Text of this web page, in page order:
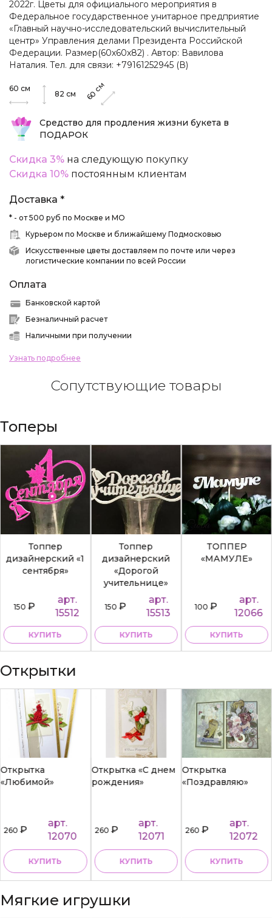
2022г. Цветы для официального мероприятия в
Федеральное государственное унитарное предприятие
«Главный научно-исследовательский вычислительный
центр» Управления делами Президента Российской
Федерации. Размер(60х60х82) . Автор: Вавилова
Наталия. Тел. для связи: +79161252945 (В)
60 см
82 см 60
см
Средство для продления жизни букета в
ПОДАРОК
Скидка 3% на следующую покупку
Скидка 10% постоянным клиентам
Доставка *
* - от 500 руб по Москве и МО
Курьером по Москве и ближайшему Подмосковью
Искусственные цветы доставляем по почте или через
логистические компании по всей России
Оплата
Банковской картой
Безналичный расчет
Наличными при получении
Узнать подробнее
Сопутствующие товары
Топеры
Топпер
дизайнерский «1
сентября»
150₽
арт.
15512
КУПИТЬ
Топпер
дизайнерский
«Дорогой
учительнице»
150₽
арт.
15513
КУПИТЬ
ТОППЕР
«МАМУЛЕ»
100₽
арт.
12066
КУПИТЬ
Открытки
Открытка
«Любимой»
260₽
арт.
12070
КУПИТЬ
Открытка «С днем
рождения»
260₽
арт.
12071
КУПИТЬ
Открытка
«Поздравляю»
260₽
арт.
12072
КУПИТЬ
Мягкие игрушки